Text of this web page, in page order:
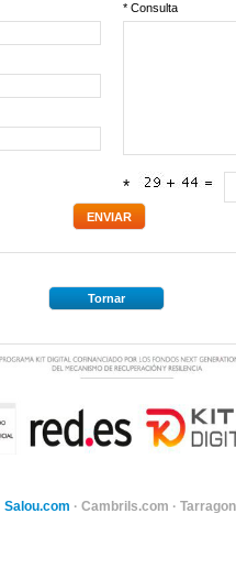
* Consulta
*
Tornar
Salou.com · Cambrils.com ·